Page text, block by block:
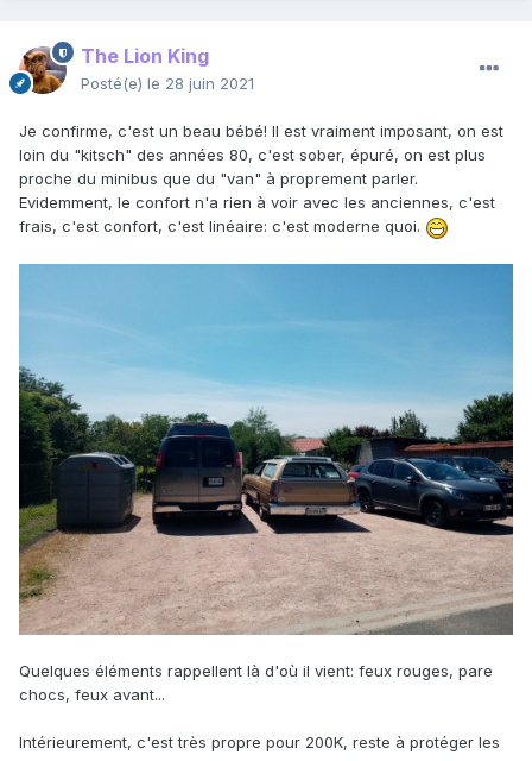
The Lion King
Posté(e) le 28 juin 2021
Je confirme, c'est un beau bébé! Il est vraiment imposant, on est
loin du "kitsch" des années 80, c'est sober, épuré, on est plus
proche du minibus que du "van" à proprement parler.
Evidemment, le confort n'a rien à voir avec les anciennes, c'est
frais, c'est confort, c'est linéaire: c'est moderne quoi.
Quelques éléments rappellent là d'où il vient: feux rouges, pare
chocs, feux avant...
Intérieurement, c'est très propre pour 200K, reste à protéger les